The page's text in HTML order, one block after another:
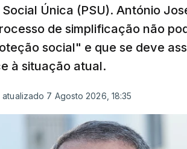
Única (PSU). António
de simplificação não
social" e que se deve
à situação atual.
atualizado 7 Agosto 2026, 18:35